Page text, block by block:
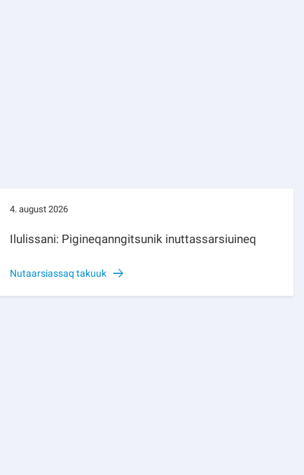
4. august 2026
Ilulissani: Pigineqanngitsunik inuttassarsiuineq
Nutaarsiassaq takuuk